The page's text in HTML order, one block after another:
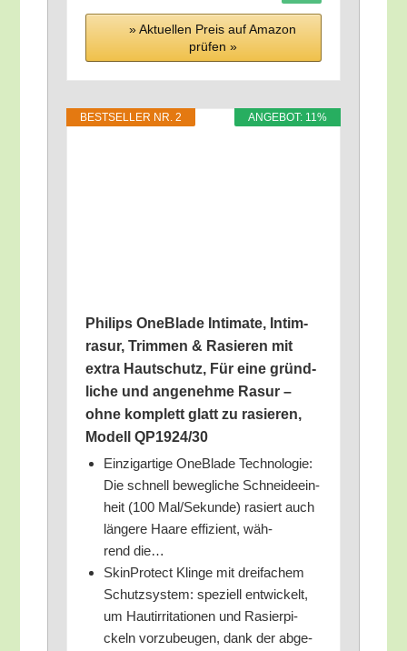
» Aktu­el­len Preis auf Ama­zon
prü­fen »
ANGE­BOT: 11%
BEST­SEL­LER NR. 2
Phil­ips One­Bla­de Inti­ma­te, Intim­
ra­sur, Trim­men & Rasie­ren mit
extra Haut­schutz, Für eine gründ­
li­che und ange­neh­me Rasur –
ohne kom­plett glatt zu rasie­ren,
Modell QP1924/​30
Ein­zig­ar­ti­ge One­Bla­de Tech­no­lo­gie:
Die schnell beweg­li­che Schnei­de­ein­
heit (100 Mal/​Sekunde) rasiert auch
län­ge­re Haa­re effi­zi­ent, wäh­
rend die…
Skin­Pro­tect Klin­ge mit drei­fa­chem
Schutz­sys­tem: spe­zi­ell ent­wi­ckelt,
um Haut­ir­ri­ta­tio­nen und Rasier­pi­
ckeln vor­zu­beu­gen, dank der abge­